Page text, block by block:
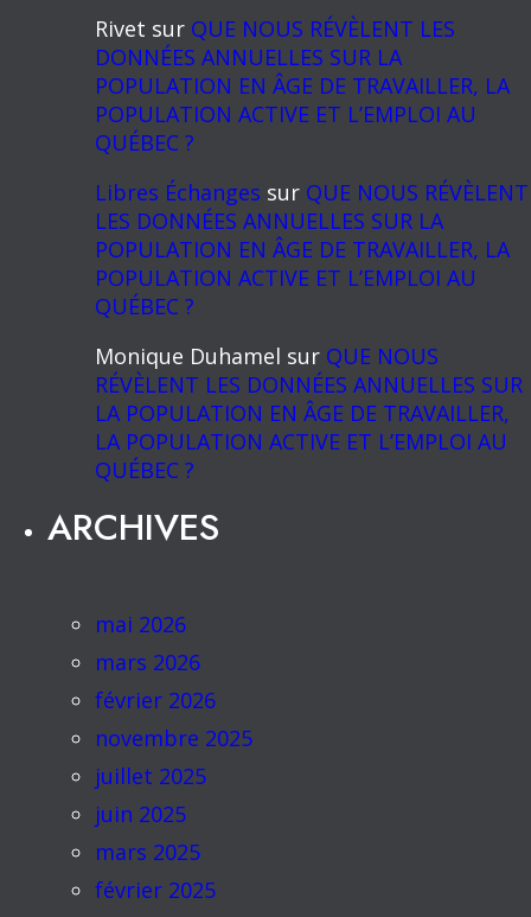
Rivet sur QUE NOUS RÉVÈLENT LES
DONNÉES ANNUELLES SUR LA
POPULATION EN ÂGE DE TRAVAILLER, LA
POPULATION ACTIVE ET L’EMPLOI AU
QUÉBEC ?
Libres Échanges sur QUE NOUS RÉVÈLENT
LES DONNÉES ANNUELLES SUR LA
POPULATION EN ÂGE DE TRAVAILLER, LA
POPULATION ACTIVE ET L’EMPLOI AU
QUÉBEC ?
Monique Duhamel sur QUE NOUS
RÉVÈLENT LES DONNÉES ANNUELLES SUR
LA POPULATION EN ÂGE DE TRAVAILLER,
LA POPULATION ACTIVE ET L’EMPLOI AU
QUÉBEC ?
ARCHIVES
mai 2026
mars 2026
février 2026
novembre 2025
juillet 2025
juin 2025
mars 2025
février 2025